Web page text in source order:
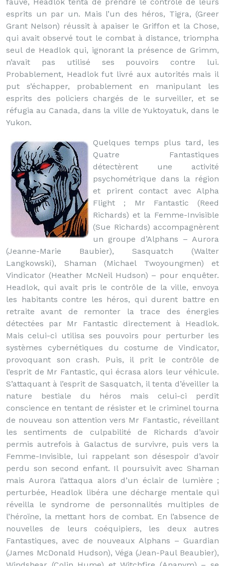
esprits un par un. Mais l’un des héros, Tigra, (Greer
Grant Nelson) réussit à apaiser le Griffon et la Chose,
qui avait observé tout le combat à distance, triompha
seul de Headlok qui, ignorant la présence de Grimm,
n’avait pas utilisé ses pouvoirs contre lui.
Probablement, Headlok fut livré aux autorités mais il
put s’échapper, probablement en manipulant les
esprits des policiers chargés de le surveiller, et se
réfugia au Canada, dans la ville de Yuktoyatuk, dans le
Yukon.
Quelques temps plus tard, les
Quatre Fantastiques
détectèrent une activité
psychométrique dans la région
et prirent contact avec Alpha
Flight ; Mr Fantastic (Reed
Richards) et la Femme-Invisible
(Sue Richards) accompagnèrent
un groupe d’Alphans – Aurora
(Jeanne-Marie Baubier), Sasquatch (Walter
Langkowski), Shaman (Michael Twoyoungmen) et
Vindicator (Heather McNeil Hudson) – pour enquêter.
Headlok, qui avait pris le contrôle de la ville, envoya
les habitants contre les héros, qui durent battre en
retraite avant de remonter la trace des énergies
détectées par Mr Fantastic directement à Headlok.
Mais celui-ci utilisa ses pouvoirs pour perturber les
systèmes cybernétiques du costume de Vindicator,
provoquant son crash. Puis, il prit le contrôle de
l’esprit de Mr Fantastic, qui écrasa alors leur véhicule.
S’attaquant à l’esprit de Sasquatch, il tenta d’éveiller la
nature bestiale du héros mais celui-ci perdit
conscience en tentant de résister et le criminel tourna
de nouveau son attention vers Mr Fantastic, réveillant
les sentiments de culpabilité de Richards d’avoir
permis autrefois à Galactus de survivre, puis vers la
Femme-Invisible, lui rappelant son désespoir d’avoir
perdu son second enfant. Il poursuivit avec Shaman
mais Aurora l’attaqua alors d’un éclair de lumière ;
perturbée, Headlok libéra une décharge mentale qui
réveilla le syndrome de personnalités multiples de
l’héroïne, la mettant hors de combat. En l’absence de
nouvelles de leurs coéquipiers, les deux autres
Fantastiques, avec de nouveaux Alphans – Guardian
(James McDonald Hudson), Véga (Jean-Paul Beaubier),